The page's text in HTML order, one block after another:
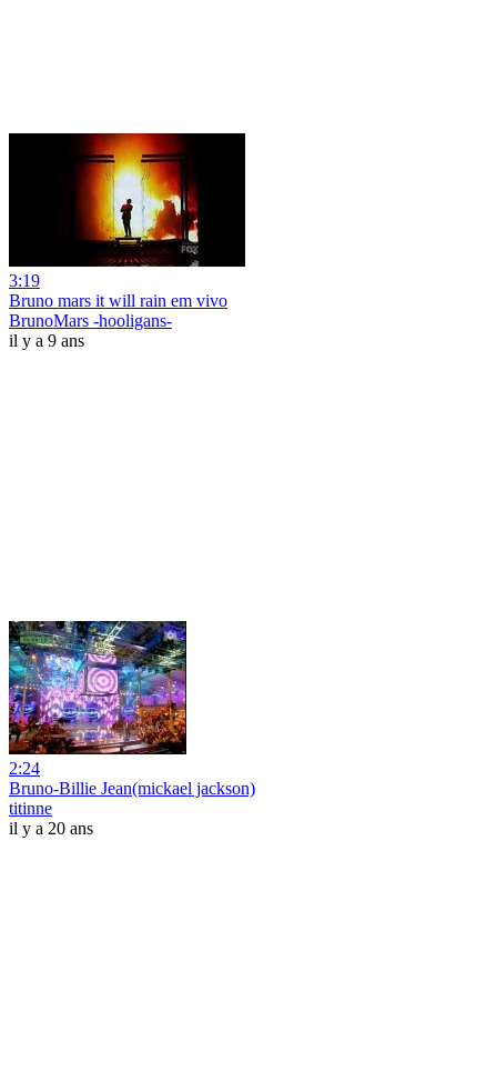
3:19
Bruno mars it will rain em vivo
BrunoMars -hooligans-
il y a 9 ans
2:24
Bruno-Billie Jean(mickael jackson)
titinne
il y a 20 ans